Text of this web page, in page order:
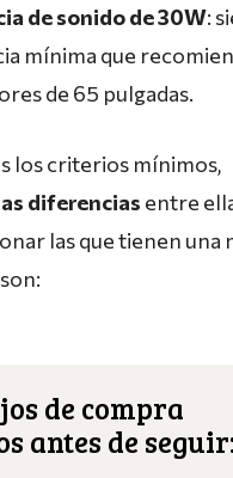
de sonido de 30W:
mínima que
de 65 pulgadas.
los criterios mínimos,
diferencias entre
las que tienen una
de compra
antes de seguir: